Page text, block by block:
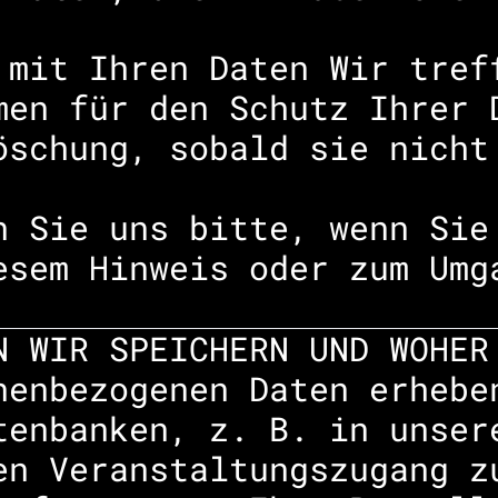
mit Ihren Daten Wir
für den Schutz
sobald sie nicht
Sie uns bitte, wenn Sie
Hinweis oder zum
WIR SPEICHERN UND
Daten
z. B. in
Veranstaltungszugang